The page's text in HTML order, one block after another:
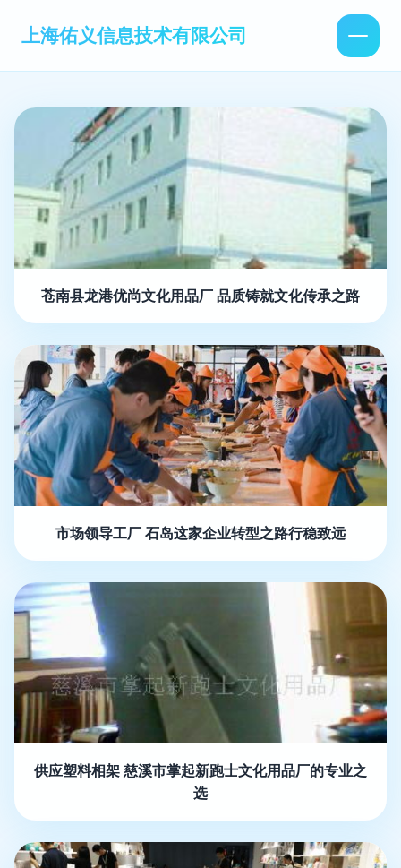
上海佑义信息技术有限公司
苍南县龙港优尚文化用品厂 品质铸就文化传承之路
市场领导工厂 石岛这家企业转型之路行稳致远
供应塑料相架 慈溪市掌起新跑士文化用品厂的专业之
选